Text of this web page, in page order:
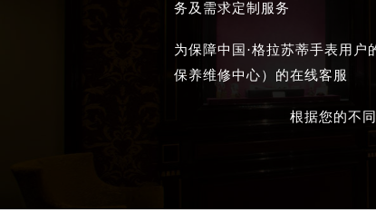
务及需求定制服务
为保障中国·格拉苏蒂手表用
保养维修中心）的在线客服
根据您的不